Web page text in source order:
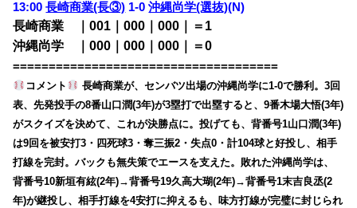
13:00長崎商業(長③) 1-0沖縄尚学(選抜)(N)
長崎商業 ｜001｜000｜000｜＝1
沖縄尚学 ｜000｜000｜000｜＝0
=====================================
コメント
長崎商業が、センバツ出場の沖縄尚学に1-0で勝利。3回
表、先発投手の8番山口潤(3年)が3塁打で出塁すると、9番木場大悟(3年)
がスクイズを決めて、これが決勝点に。投げても、背番号1山口潤(3年)
は9回を被安打3・四死球3・奪三振2・失点0・計104球と好投し、相手
打線を完封。バックも無失策でエースを支えた。敗れた沖縄尚学は、
背番号10新垣有絃(2年)→背番号19久高大瑚(2年)→背番号1末吉良丞(2
年)が継投し、相手打線を4安打に抑えるも、味方打線が完璧に封じられ